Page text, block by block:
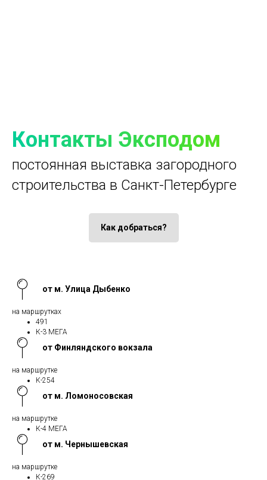
Контакты Эксподом
постоянная выставка загородного
строительства в Санкт-Петербурге
Как добраться?
от м. Улица Дыбенко
на маршрутках
491
К-3 МЕГА
от Финляндского вокзала
на маршрутке
К-254
от м. Ломоносовская
на маршрутке
К-4 МЕГА
от м. Чернышевская
на маршрутке
К-269